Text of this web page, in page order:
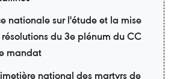
nationale sur l'étude et la mise
du 3e plénum du CC
mandat
national des martyrs de